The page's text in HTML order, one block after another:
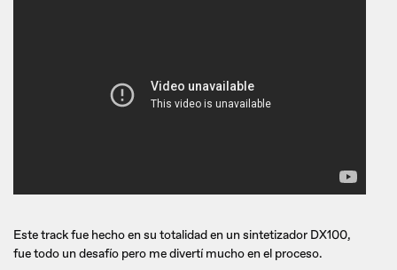
Este track fue hecho en su totalidad en un sintetizador DX100,
fue todo un desafío pero me divertí mucho en el proceso.